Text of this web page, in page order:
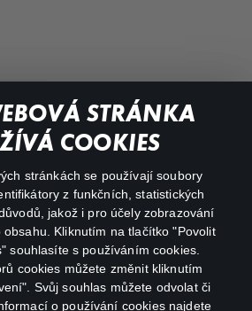
STRÁNKA
COOKIES
stránkách se používají soubory
z funkčních, statistických
jakož i pro účely zobrazování
obsahu. Kliknutím na tlačítko "Povolit
souhlasíte s používáním cookies.
cookies můžete změnit kliknutím
Svůj souhlas můžete odvolat či
o používání cookies najdete